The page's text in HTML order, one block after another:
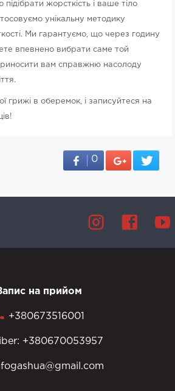
жорсткість і ваше тіло
унікальну методику
Ми гарантуємо, що через годину
впевнено вибрати саме той
вам справжню насолоду
грижі в оберемок, і записуйтеся на
0
на прийом
+380673516001
+380670053957